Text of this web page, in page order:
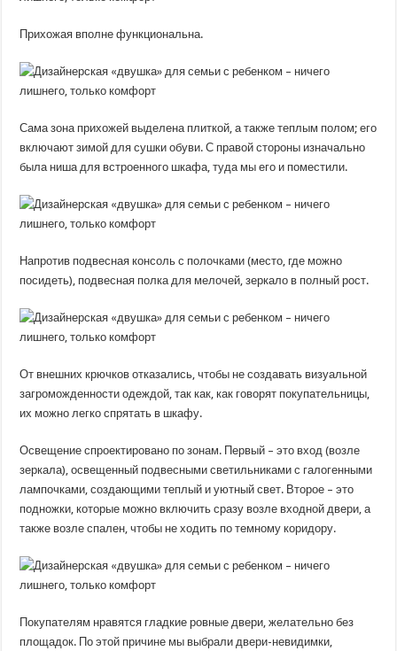
Прихожая вполне функциональна.
Сама зона прихожей выделена плиткой, а также теплым полом; его
включают зимой для сушки обуви. С правой стороны изначально
была ниша для встроенного шкафа, туда мы его и поместили.
Напротив подвесная консоль с полочками (место, где можно
посидеть), подвесная полка для мелочей, зеркало в полный рост.
От внешних крючков отказались, чтобы не создавать визуальной
загроможденности одеждой, так как, как говорят покупательницы,
их можно легко спрятать в шкафу.
Освещение спроектировано по зонам. Первый – это вход (возле
зеркала), освещенный подвесными светильниками с галогенными
лампочками, создающими теплый и уютный свет. Второе – это
подножки, которые можно включить сразу возле входной двери, а
также возле спален, чтобы не ходить по темному коридору.
Покупателям нравятся гладкие ровные двери, желательно без
площадок. По этой причине мы выбрали двери-невидимки,